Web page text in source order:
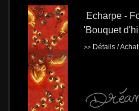
Echarpe -
'Bouquet
>> Détails /